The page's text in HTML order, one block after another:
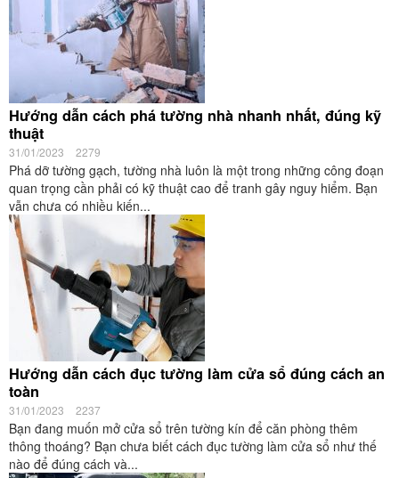
Hướng dẫn cách phá tường nhà nhanh nhất, đúng kỹ
thuật
31/01/2023 2279
Phá dỡ tường gạch, tường nhà luôn là một trong những công đoạn
quan trọng cần phải có kỹ thuật cao để tranh gây nguy hiểm. Bạn
vẫn chưa có nhiều kiến...
Hướng dẫn cách đục tường làm cửa sổ đúng cách an
toàn
31/01/2023 2237
Bạn đang muốn mở cửa sổ trên tường kín để căn phòng thêm
thông thoáng? Bạn chưa biết cách đục tường làm cửa sổ như thế
nào để đúng cách và...